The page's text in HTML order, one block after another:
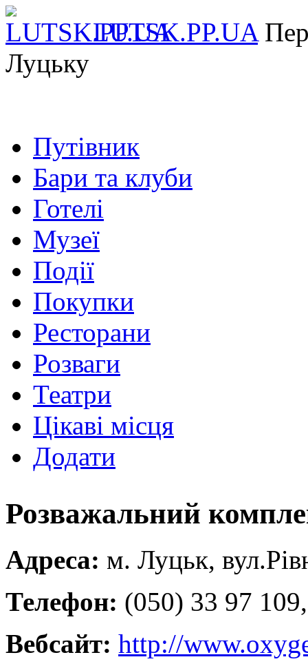
LUTSK.PP.UA
Луцьку
Путівник
Бари та клуби
Готелі
Музеї
Події
Покупки
Ресторани
Розваги
Театри
Цікаві місця
Додати
Розважальний
Адреса: м. Луцьк,
Телефон: (050) 33 97
Вебсайт: http://